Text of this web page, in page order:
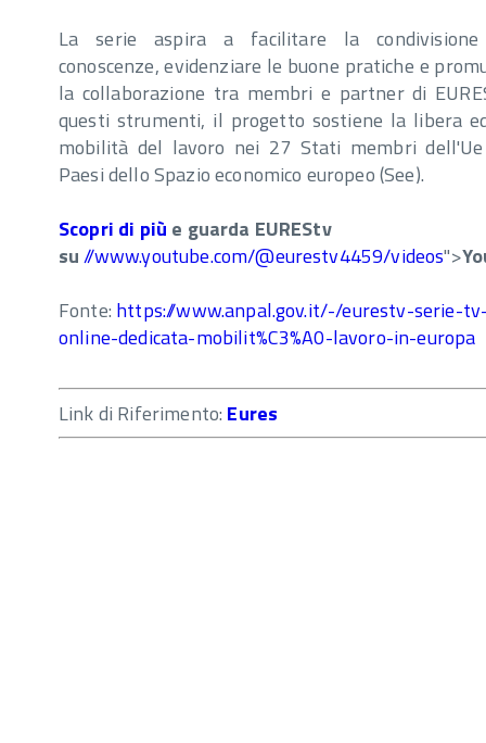
La serie aspira a facilitare la
conoscenze, evidenziare le buone pratiche e
la collaborazione tra membri e partner di
questi strumenti, il progetto sostiene la libera
mobilità del lavoro nei 27 Stati membri
Paesi dello Spazio economico europeo (See).
Scopri di più e guarda EUREStv
su//www.youtube.com/@eurestv4459/videos">
Fonte: https://www.anpal.gov.it/-/eurestv-serie-
online-dedicata-mobilit%C3%A0-lavoro-in-europa
Link di Riferimento: Eures